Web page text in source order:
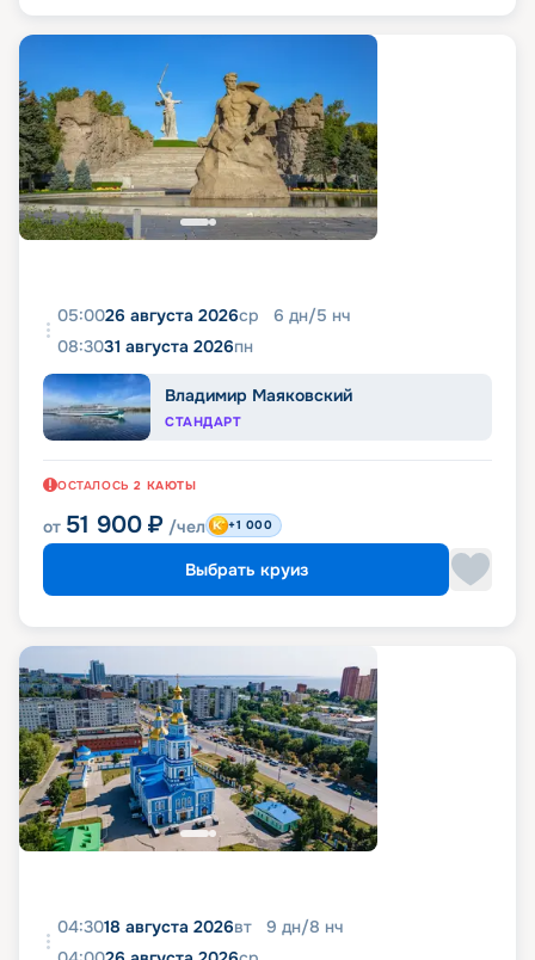
05:0026 августа 2026ср 6 дн/5 нч
08:3031 августа 2026пн
Владимир Маяковский
СТАНДАРТ
ОСТАЛОСЬ 2 КАЮТЫ
от 51 900 ₽ /чел +1 000
Выбрать круиз
04:3018 августа 2026вт 9 дн/8 нч